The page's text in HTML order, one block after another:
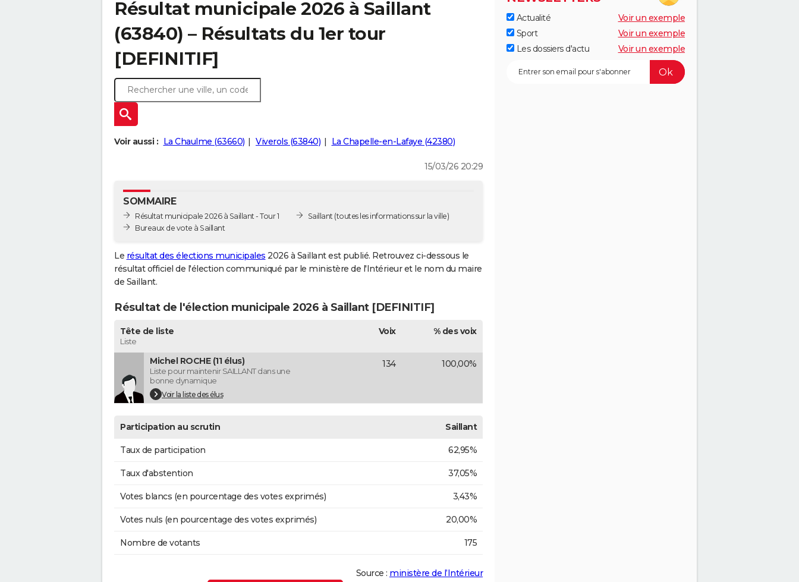
Résultat municipale 2026 à Saillant
(63840) – Résultats du 1er tour
[DEFINITIF]
Voir aussi : La Chaulme (63660) Viverols (63840) La Chapelle-en-Lafaye (42380)
15/03/26 20:29
SOMMAIRE
Résultat municipale 2026 à Saillant - Tour 1
Bureaux de vote à Saillant
Saillant (toutes les informations sur la ville)
Le résultat des élections municipales 2026 à Saillant est publié. Retrouvez ci-dessous le
résultat officiel de l'élection communiqué par le ministère de l'Intérieur et le nom du maire
de Saillant.
Résultat de l'élection municipale 2026 à Saillant [DEFINITIF]
Tête de liste
Liste
Voix % des voix
Michel ROCHE (11 élus)
Liste pour maintenir SAILLANT dans une
bonne dynamique
Voir la liste des élus
134 100,00%
Participation au scrutin Saillant
Taux de participation 62,95%
Taux d'abstention 37,05%
Votes blancs (en pourcentage des votes exprimés) 3,43%
Votes nuls (en pourcentage des votes exprimés) 20,00%
Nombre de votants 175
Source : ministère de l’Intérieur
Actualité
Voir un exemple
Sport
Voir un exemple
Les dossiers d'actu
Voir un exemple